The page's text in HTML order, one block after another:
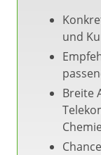
und
Breite